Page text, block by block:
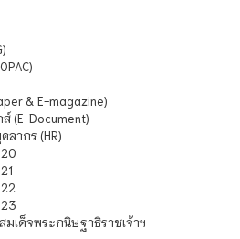
& E-magazine)
(E-Document)
ลากร (HR)
มเด็จพระกนิษฐาธิราชเจ้าฯ